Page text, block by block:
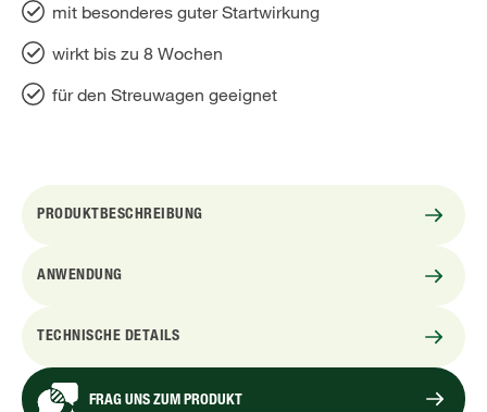
mit besonderes guter Startwirkung
wirkt bis zu 8 Wochen
für den Streuwagen geeignet
PRODUKTBESCHREIBUNG
ANWENDUNG
TECHNISCHE DETAILS
FRAG UNS ZUM PRODUKT